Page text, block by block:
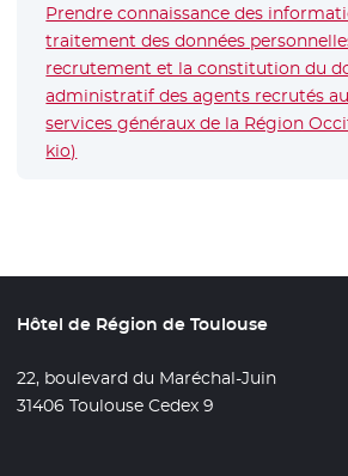
Prendre connaissance des
traitement des données
recrutement et la constitution du
administratif des agents recrutés
services généraux de la Région
kio)
Hôtel de Région de Toulouse
22, boulevard du Maréchal-Juin
31406 Toulouse Cedex 9